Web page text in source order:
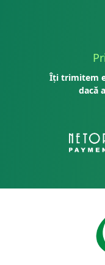
Îți trimitem
dacă